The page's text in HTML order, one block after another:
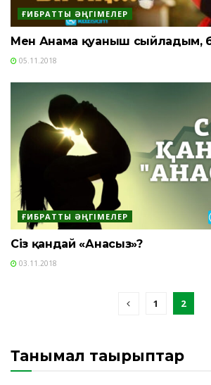
ҒИБРАТТЫ ӘҢГІМЕЛЕР
Мен Анама қуаныш сыйладым,
05.11.2018
ҒИБРАТТЫ ӘҢГІМЕЛЕР
Сіз қандай «Анасыз»?
03.11.2018
1 2
Танымал тақырыптар